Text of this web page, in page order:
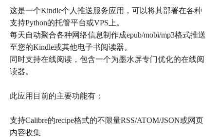
这是一个Kindle个人推送服务应用，可以将其部署在各种
支持Python的托管平台或VPS上。
每天自动聚合各种网络信息制作成epub/mobi/mp3格式推送
至您的Kindle或其他电子书阅读器。
同时支持在线阅读，包含一个为墨水屏专门优化的在线阅
读器。
此应用目前的主要功能有：
支持Calibre的recipe格式的不限量RSS/ATOM/JSON或网页
内容收集